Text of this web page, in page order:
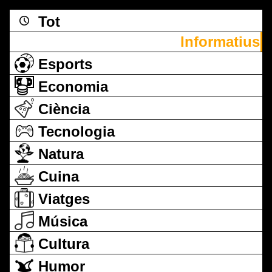
Tot
Informatius
Esports
Economia
Ciència
Tecnologia
Natura
Cuina
Viatges
Música
Cultura
Humor